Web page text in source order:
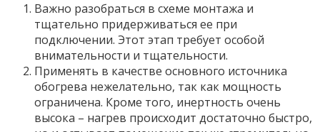
Важно разобраться в схеме монтажа и
тщательно придерживаться ее при
подключении. Этот этап требует особой
внимательности и тщательности.
Применять в качестве основного источника
обогрева нежелательно, так как мощность
ограничена. Кроме того, инертность очень
высока – нагрев происходит достаточно быстро,